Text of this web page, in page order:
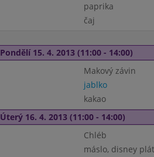
paprika
čaj
Pondělí 15. 4. 2013 (11:00 - 14:00)
Makový závin
jablko
kakao
Úterý 16. 4. 2013 (11:00 - 14:00)
Chléb
máslo, disney